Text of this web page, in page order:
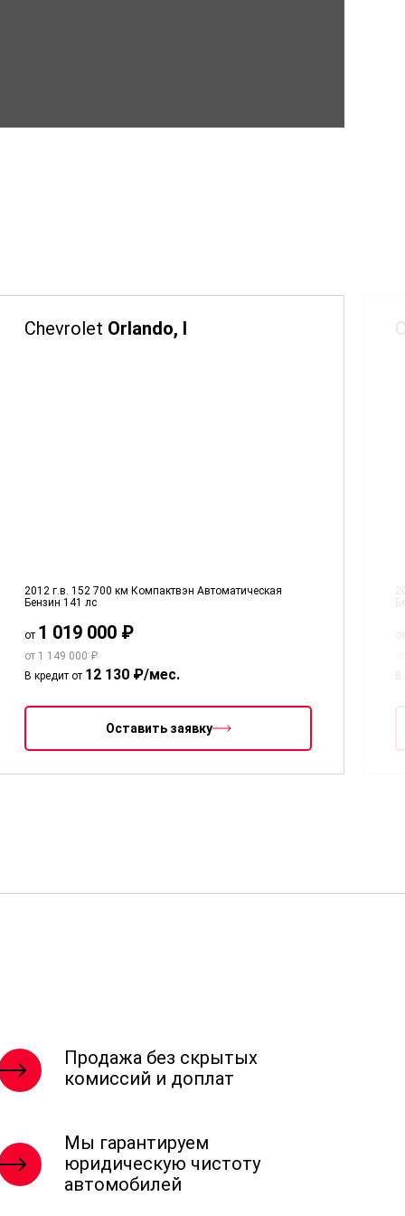
Chevrolet Orlando, I
2012 г.в. 152 700 км Компактвэн Автоматическая
Бензин 141 лс
от 1 019 000 ₽
от 1 149 000 ₽
В кредит от 12 130 ₽/мес.
Оставить заявку
В
Продажа без скрытых
комиссий и доплат
Мы гарантируем
юридическую чистоту
автомобилей